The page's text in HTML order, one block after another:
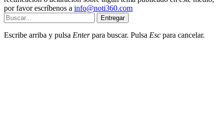
por favor escríbenos a info@noti360.com
Entregar
Escribe arriba y pulsa Enterpara buscar. Pulsa Esc para cancelar.